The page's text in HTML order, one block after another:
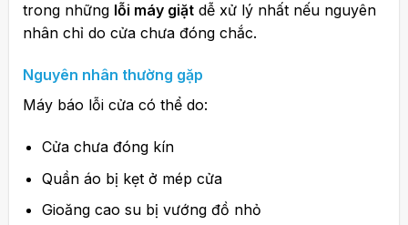
trong những lỗi máy giặtdễ xử lý nhất nếu nguyên
nhân chỉ do cửa chưa đóng chắc.
Nguyên nhân thường gặp
Máy báo lỗi cửa có thể do:
Cửa chưa đóng kín
Quần áo bị kẹt ở mép cửa
Gioăng cao su bị vướng đồ nhỏ